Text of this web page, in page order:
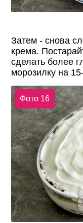
Затем - снова
крема.
сделать более
морозилку на
Фото 16